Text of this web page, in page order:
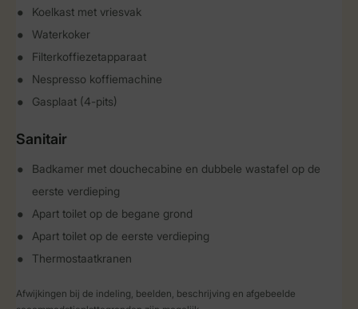
Koelkast met vriesvak
Waterkoker
Filterkoffiezetapparaat
Nespresso koffiemachine
Gasplaat (4-pits)
Sanitair
Badkamer met douchecabine en dubbele wastafel op de
eerste verdieping
Apart toilet op de begane grond
Apart toilet op de eerste verdieping
Thermostaatkranen
Afwijkingen bij de indeling, beelden, beschrijving en afgebeelde